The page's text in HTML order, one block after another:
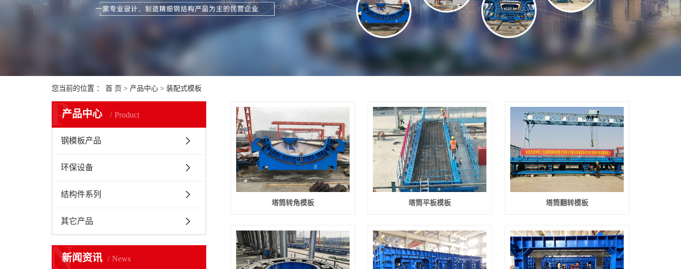
您当前的位置 ： 首 页 > 产品中心 > 装配式模板
产品中心 Product
P
钢模板产品
环保设备
结构件系列
其它产品
新闻资讯 News
N
塔筒转角模板 塔筒平板模板 塔筒翻转模板